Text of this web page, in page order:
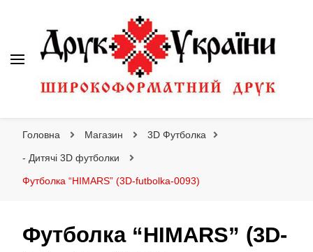
Головна Магазин 3D Футболка
- Дитячі 3D футболки
Футболка “HIMARS” (3D-futbolka-0093)
Футболка “HIMARS” (3D-